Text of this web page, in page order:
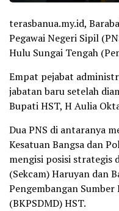
terasbanua.my.id,
Pegawai Negeri Sipil
Hulu Sungai Tengah
Empat pejabat
jabatan baru setelah
Bupati HST, H Aulia
Dua PNS di antaranya
Kesatuan Bangsa dan
mengisi posisi strategis
(Sekcam) Haruyan dan
Pengembangan Sumber
(BKPSDMD) HST.